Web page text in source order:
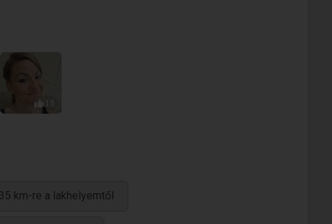
km-re a lakhelyemtől